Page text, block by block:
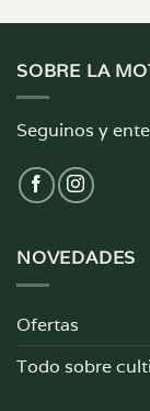
SOBRE LA
Seguinos y
NOVEDADES
Ofertas
Todo sobre